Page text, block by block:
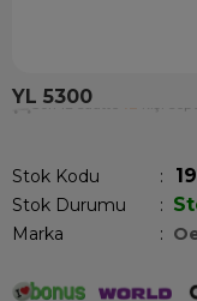
YL 5300
Stok Kodu
Stok Durumu :
Marka :